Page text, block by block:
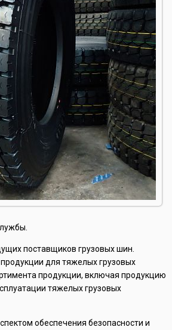
поставщиков грузовых шин.
для тяжелых грузовых
продукции, включая продукцию
тяжелых грузовых
обеспечения безопасности и